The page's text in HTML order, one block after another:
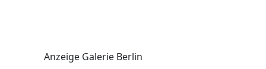
Anzeige Galerie Berlin